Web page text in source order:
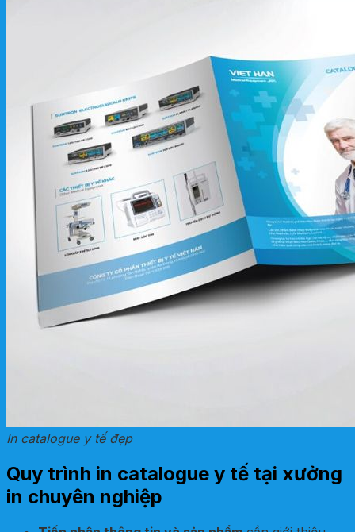
In catalogue y tế đẹp
Quy trình in catalogue y tế tại xưởng
in chuyên nghiệp